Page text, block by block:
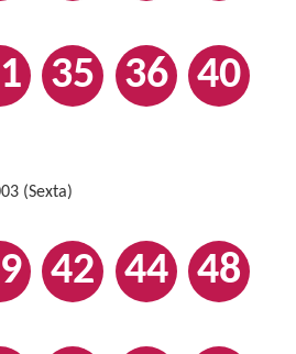
35 36 40
(Sexta)
42 44 48